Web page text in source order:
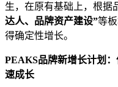
生，在原有基础上，根据
达人、品牌资产建设”等
得确定性增长。
PEAKS品牌新增长计划
速成长